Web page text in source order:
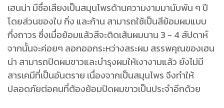
เฮนน่า มีชื่อเสียงเป็นสมุนไพรด้านความงามมานับพัน ๆ ปี
โดยส่วนของใบ กิ่ง และก้าน สามารถใช้เป็นสีย้อมผมแบบ
กึ่งถาวร ซึ่งเมื่อย้อมแล้วสีจะติดเส้นผมนาน 3 - 4 สัปดาห์
จากนั้นจะค่อยๆ ลอกออกระหว่างสระผม สรรพคุณของเฮน
น่า สามารถปิดผมขาวและบำรุงผมให้เงางามแล้ว ยังไม่มี
สารเคมีที่เป็นอันตราย เนื่องจากเป็นสมุนไพร จึงทำให้
ปลอดภัยต่อคนที่ต้องย้อมปิดผมขาวเป็นประจำอีกด้วย